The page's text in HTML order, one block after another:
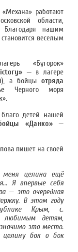
«Механа» работают
области,
Благодаря нашим
веселым
«Бугорок»
»— в лагере
а бойцы отряда
Черного моря
детей нашей
«Данко»—
пишет на своей
целина ещё
Я впервые себя
— это очередная
В этом году
Крым, с.
любимым детям,
это место.
бок о бок